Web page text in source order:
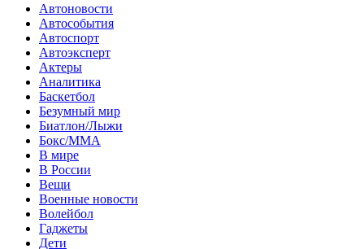
Автоновости
Автособытия
Автоспорт
Автоэксперт
Актеры
Аналитика
Баскетбол
Безумный мир
Биатлон/Лыжи
Бокс/MMA
В мире
В России
Вещи
Военные новости
Волейбол
Гаджеты
Дети